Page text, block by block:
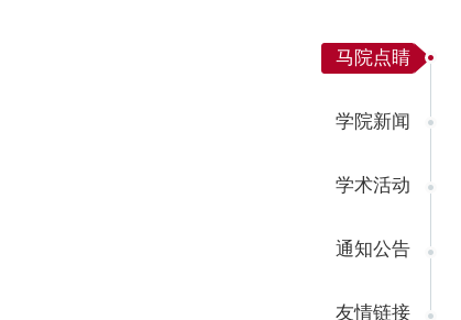
马院点睛
学院新闻
学术活动
通知公告
友情链接